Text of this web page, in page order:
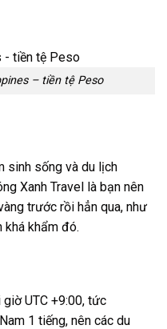
– tiền tệ Peso
sinh sống và du lịch
Xanh Travel là bạn nên
trước rồi hẳn qua, như
khẩm đó.
UTC +9:00, tức
1 tiếng, nên các du